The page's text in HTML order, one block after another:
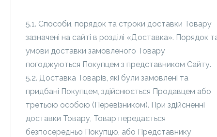
5.1. Способи, порядок та строки доставки Товару
зазначені на сайті в розділі «Доставка». Порядок
умови доставки замовленого Товару
погоджуються Покупцем з представником Сайту.
5.2. Доставка Товарів, які були замовлені та
придбані Покупцем, здійснюється Продавцем або
третьою особою (Перевізником). При здійсненні
доставки Товару, Товар передається
безпосередньо Покупцю, або Представнику